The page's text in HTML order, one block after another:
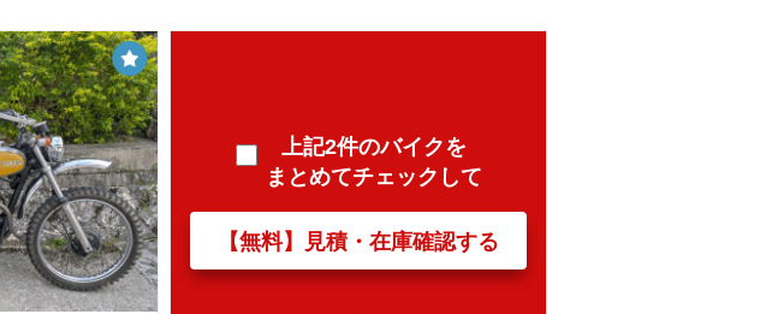
上記2件のバイクを
まとめてチェックして
【無料】見積・在庫確認する